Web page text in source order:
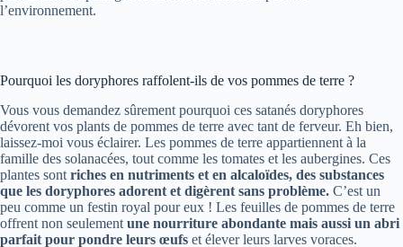
l’environnement.
Pourquoi les doryphores raffolent-ils de vos pommes de terre ?
Vous vous demandez sûrement pourquoi ces satanés doryphores
dévorent vos plants de pommes de terre avec tant de ferveur. Eh bien,
laissez-moi vous éclairer. Les pommes de terre appartiennent à la
famille des solanacées, tout comme les tomates et les aubergines. Ces
plantes sont riches en nutriments et en alcaloïdes, des substances
que les doryphores adorent et digèrent sans problème. C’est un
peu comme un festin royal pour eux ! Les feuilles de pommes de terre
offrent non seulement une nourriture abondante mais aussi un abri
parfait pour pondre leurs œufs et élever leurs larves voraces.